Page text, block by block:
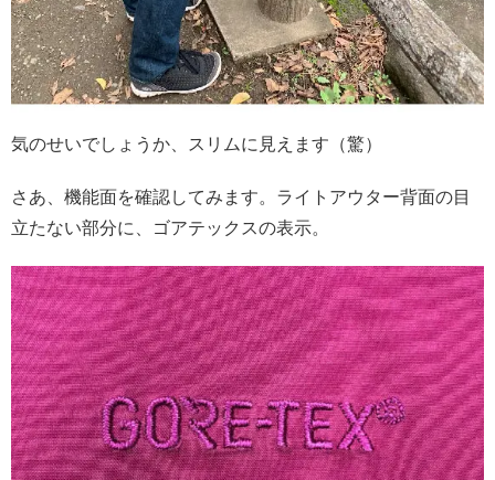
気のせいでしょうか、スリムに見えます（驚）
さあ、機能面を確認してみます。ライトアウター背面の目
立たない部分に、ゴアテックスの表示。